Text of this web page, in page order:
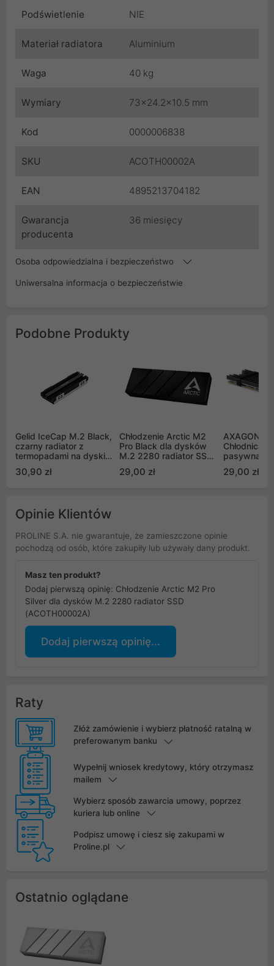
Podświetlenie NIE
Materiał radiatora Aluminium
Waga 40 kg
Wymiary 73x24.2x10.5 mm
Kod 0000006838
SKU ACOTH00002A
EAN 4895213704182
Gwarancja
producenta
36 miesięcy
Osoba odpowiedzialna i bezpieczeństwo
Uniwersalna informacja o bezpieczeństwie
Podobne Produkty
Gelid IceCap M.2 Black,
czarny radiator z
termopadami na dyski
30,90 zł
Chłodzenie Arctic M2
Pro Black dla dysków
M.2 2280 radiator SSD
29,00 zł
AXAGON
Chłodnica
pasywna
silikonowe
29,00 zł
Opinie Klientów
PROLINE S.A. nie gwarantuje, że zamieszczone opinie
pochodzą od osób, które zakupiły lub używały dany produkt.
Masz ten produkt?
Dodaj pierwszą opinię: Chłodzenie Arctic M2 Pro
Silver dla dysków M.2 2280 radiator SSD
(ACOTH00002A)
Dodaj pierwszą opinię...
Raty
Złóż zamówienie i wybierz płatność ratalną w
preferowanym banku
Wypełnij wniosek kredytowy, który otrzymasz
mailem
Wybierz sposób zawarcia umowy, poprzez
kuriera lub online
Podpisz umowę i ciesz się zakupami w
Proline.pl
Ostatnio oglądane